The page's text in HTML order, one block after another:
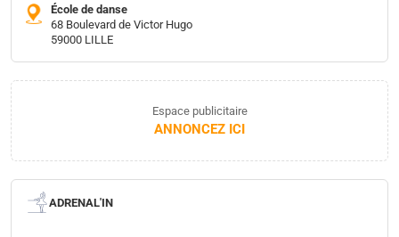
École de danse
68 Boulevard de Victor Hugo
59000 LILLE
Espace publicitaire
ANNONCEZ ICI
ADRENAL'IN